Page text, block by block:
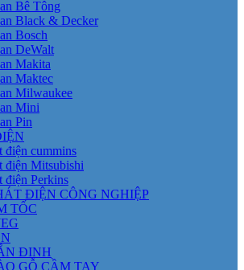
Bê Tông
Black & Decker
Bosch
DeWalt
Makita
Maktec
Milwaukee
Mini
Pin
điện cummins
điện Mitsubishi
điện Perkins
ĐIỆN CÔNG NGHIỆP
TỐC
ĐINH
GỖ CẦM TAY